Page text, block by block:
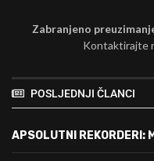
Zabranjeno
Kontaktirajte
POSLJEDNJI ČLANCI
APSOLUTNI